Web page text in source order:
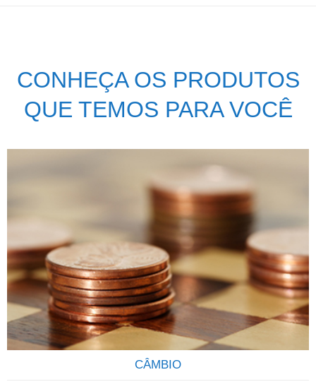
CONHEÇA OS PRODUTOS
QUE TEMOS PARA VOCÊ
CÂMBIO